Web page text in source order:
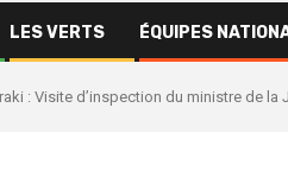
LES VERTS ÉQUIPES
: Visite d’inspection du ministre de la